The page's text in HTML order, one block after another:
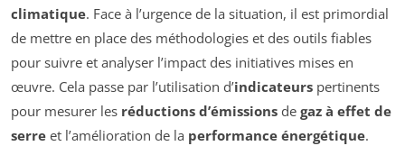
climatique. Face à l’urgence de la situation, il est primordial
de mettre en place des méthodologies et des outils fiables
pour suivre et analyser l’impact des initiatives mises en
œuvre. Cela passe par l’utilisation d’indicateurs pertinents
pour mesurer les réductions d’émissions de gaz à effet de
serre et l’amélioration de la performance énergétique.